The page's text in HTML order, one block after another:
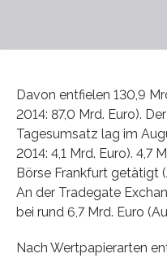
Davon entfielen 130,9
2014: 87,0 Mrd. Euro).
Tagesumsatz lag im
2014: 4,1 Mrd. Euro). 4,7
Börse Frankfurt getätigt
An der Tradegate
bei rund 6,7 Mrd. Euro
Nach Wertpapierarten